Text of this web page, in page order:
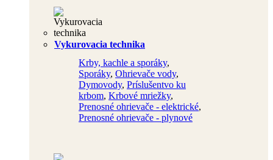
Vykurovacia technika
Krby, kachle a sporáky,
Sporáky, Ohrievače vody,
Dymovody, Príslušentvo ku
krbom, Krbové mriežky,
Prenosné ohrievače - elektrické,
Prenosné ohrievače - plynové